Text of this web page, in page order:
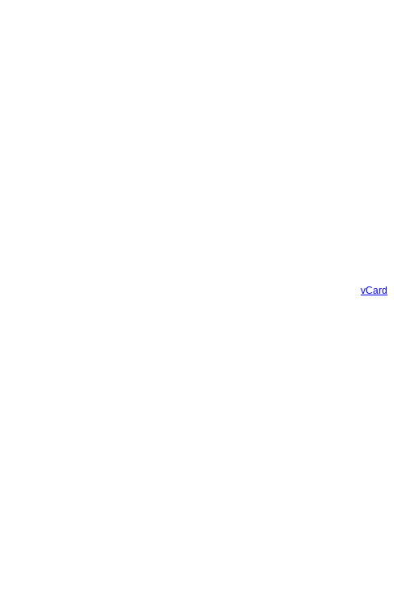
vCard